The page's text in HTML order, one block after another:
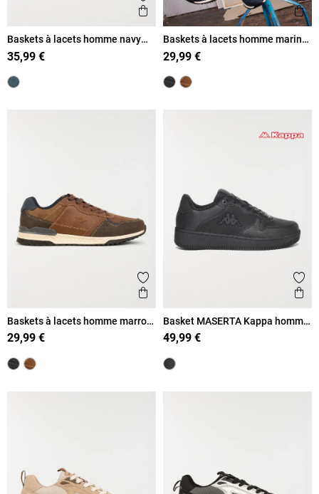
Ajouter aux favoris
Aperçu rapide
Baskets à lacets homme navy
(40-45)
35,99 €
Baskets à lacets homme marine
(41-46)
29,99 €
Ajouter aux favoris
Aperçu rapide
Baskets à lacets homme marron
(41-46)
29,99 €
Basket MASERTA Kappa homme
(40-46)
49,99 €